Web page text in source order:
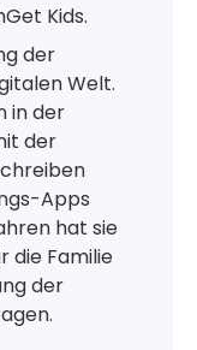
Kids.
der
Welt.
in der
der
Apps
hat sie
die Familie
der